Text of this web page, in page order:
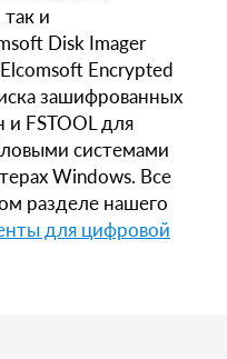
и
Disk Imager
Encrypted
зашифрованных
FSTOOL для
системами
Windows. Все
разделе нашего
для цифровой